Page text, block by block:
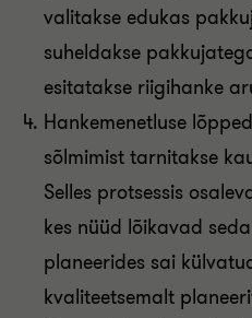
valitakse edukas
suheldakse
esitatakse riigihanke
Hankemenetluse
sõlmimist tarnitakse
Selles protsessis
kes nüüd lõikavad
planeerides sai
kvaliteetsemalt